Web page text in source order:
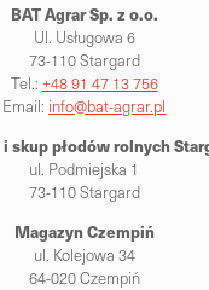
BAT Agrar Sp. z o.o.
Ul. Usługowa 6
73-110 Stargard
Tel.: +48 91 47 13 756
Email: info@bat-agrar.pl
skup płodów rolnych
ul. Podmiejska 1
73-110 Stargard
Magazyn Czempiń
ul. Kolejowa 34
64-020 Czempiń